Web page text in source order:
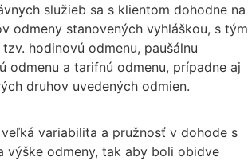
služieb sa s klientom dohodne na
odmeny stanovených vyhláškou, s tým
hodinovú odmenu, paušálnu
odmenu a tarifnú odmenu, prípadne aj
druhov uvedených odmien.
variabilita a pružnosť v dohode s
výške odmeny, tak aby boli obidve